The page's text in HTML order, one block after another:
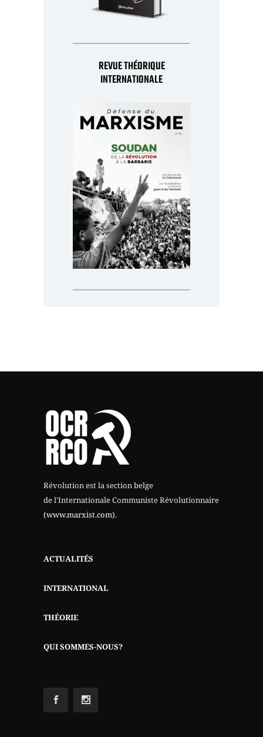
REVUE THÉORIQUE
INTERNATIONALE
Révolution est la section belge
de l'Internationale Communiste Révolutionnaire
(www.marxist.com).
ACTUALITÉS
INTERNATIONAL
THÉORIE
QUI SOMMES-NOUS?